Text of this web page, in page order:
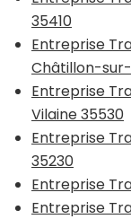
35410
Entreprise
Châtillon-
Entreprise
Vilaine 35530
Entreprise
35230
Entreprise
Entreprise